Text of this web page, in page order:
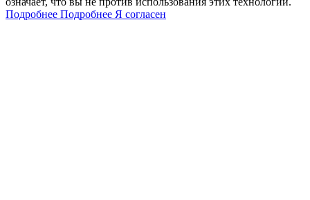
Подробнее Подробнее Я согласен